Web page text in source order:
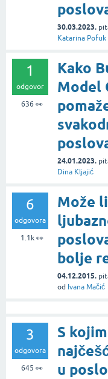
30.03.2023.
Katarina Pofuk
1
odgovor
636 👀
Kako
Model
24.01.2023.
Dina Kljajić
6
odgovora
1.1k👀
Može
bolje
04.12.2015.
od Ivana Mačić
3
odgovora
645 👀
S
u